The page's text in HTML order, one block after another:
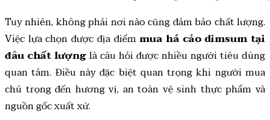
Tuy nhiên, không phải nơi nào cũng đảm bảo chất lượng.
Việc lựa chọn được địa điểmmua há cảo dimsum tại
đâu chất lượnglà câu hỏi được nhiều người tiêu dùng
quan tâm. Điều này đặc biệt quan trọng khi người mua
chú trọng đến hương vị, an toàn vệ sinh thực phẩm và
nguồn gốc xuất xứ.